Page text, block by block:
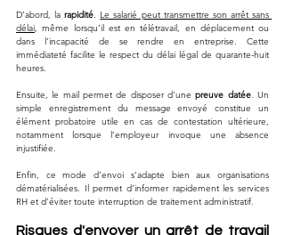
D’abord, la rapidité. Le salarié peut transmettre son arrêt sans
délai, même lorsqu’il est en télétravail, en déplacement ou
dans l’incapacité de se rendre en entreprise. Cette
immédiateté facilite le respect du délai légal de quarante-huit
heures.
Ensuite, le mail permet de disposer d’une preuve datée. Un
simple enregistrement du message envoyé constitue un
élément probatoire utile en cas de contestation ultérieure,
notamment lorsque l’employeur invoque une absence
injustifiée.
Enfin, ce mode d’envoi s’adapte bien aux organisations
dématérialisées. Il permet d’informer rapidement les services
RH et d’éviter toute interruption de traitement administratif.
Risques d'envoyer un arrêt de travail